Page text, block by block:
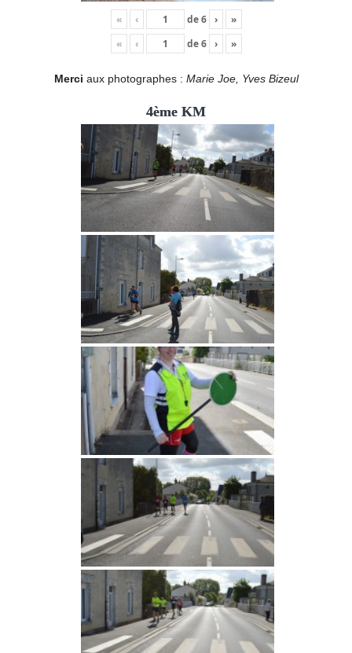
« ‹ de6 ›
»
«
‹ de6 › »
Merci aux photographes : Marie Joe, Yves Bizeul
4ème KM